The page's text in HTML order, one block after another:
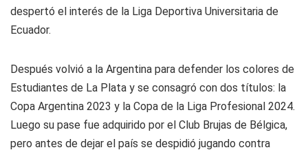
despertó el interés de la Liga Deportiva Universitaria de
Ecuador.
Después volvió a la Argentina para defender los colores de
Estudiantes de La Plata y se consagró con dos títulos: la
Copa Argentina 2023 y la Copa de la Liga Profesional 2024.
Luego su pase fue adquirido por el Club Brujas de Bélgica,
pero antes de dejar el país se despidió jugando contra